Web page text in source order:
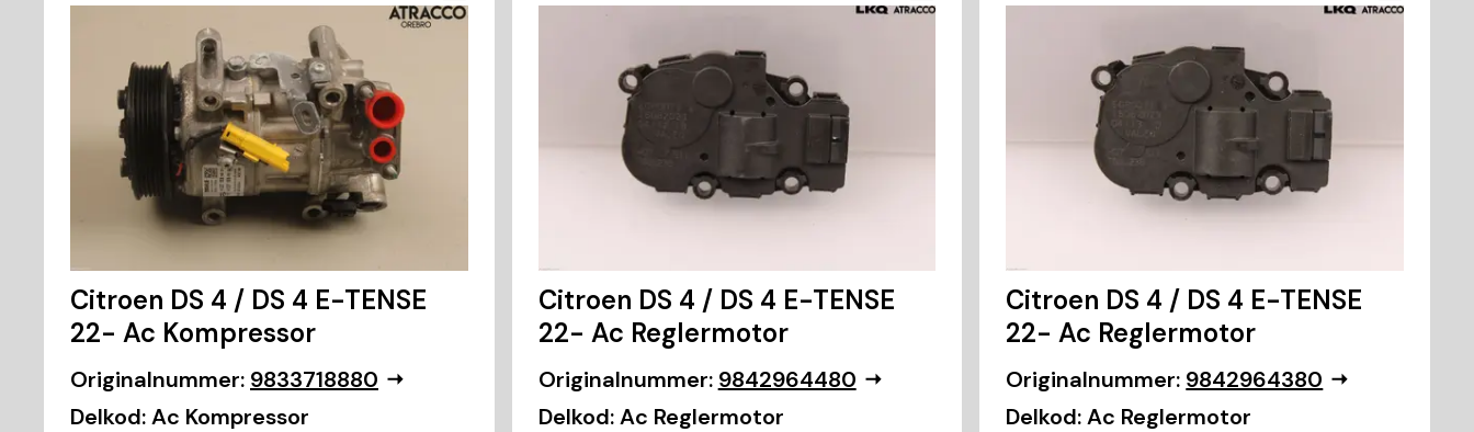
Citroen DS 4 / DS 4 E-TENSE
22- Ac Kompressor
Originalnummer: 9833718880
Delkod:Ac Kompressor
Citroen DS 4 / DS 4 E-TENSE
22- Ac Reglermotor
Originalnummer: 9842964480
Delkod: Ac Reglermotor
Citroen DS 4 / DS 4 E-TENSE
22- Ac Reglermotor
Originalnummer: 9842964380
Delkod: Ac Reglermotor